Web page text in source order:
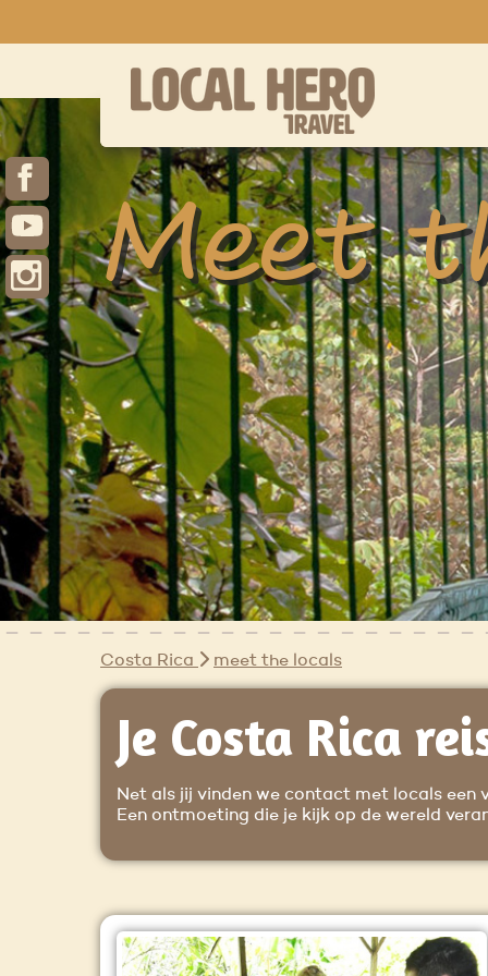
Meet
Costa Rica meet the locals
Je Costa Rica
Net als jij vinden we contact met locals een
Een ontmoeting die je kijk op de wereld